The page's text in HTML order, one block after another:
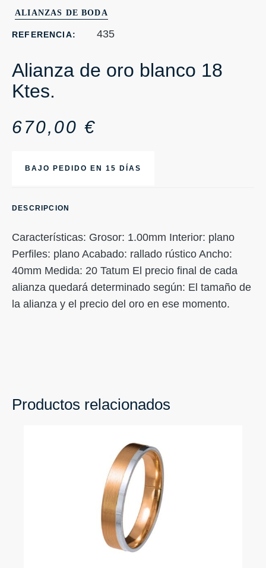
ALIANZAS DE BODA
REFERENCIA: 435
Alianza de oro blanco 18
Ktes.
670,00 €
BAJO PEDIDO EN 15 DÍAS
DESCRIPCION
Características: Grosor: 1.00mm Interior: plano
Perfiles: plano Acabado: rallado rústico Ancho:
40mm Medida: 20 Tatum El precio final de cada
alianza quedará determinado según: El tamaño de
la alianza y el precio del oro en ese momento.
Productos relacionados